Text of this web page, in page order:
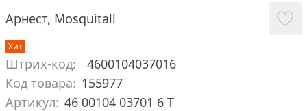
Арнест, Mosquitall
Хит
Штрих-код:
4600104037016
Код товара: 155977
Артикул: 46 00104 03701 6 Т